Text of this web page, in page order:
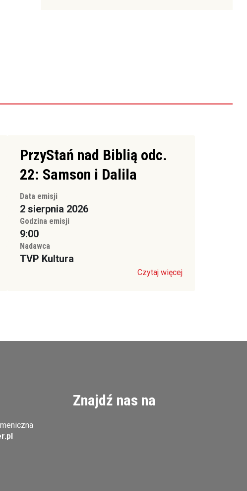
PrzyStań nad Biblią odc.
22: Samson i Dalila
Data emisji
2 sierpnia 2026
Godzina emisji
9:00
Nadawca
TVP Kultura
Czytaj więcej
Znajdź nas na